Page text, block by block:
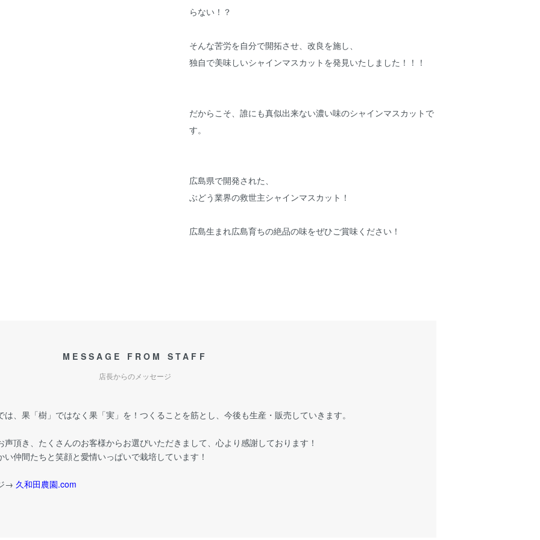
らない！？
そんな苦労を自分で開拓させ、改良を施し、
独自で美味しいシャインマスカットを発見いたしました！！！
だからこそ、誰にも真似出来ない濃い味のシャインマスカットで
す。
広島県で開発された、
ぶどう業界の救世主シャインマスカット！
広島生まれ広島育ちの絶品の味をぜひご賞味ください！
MESSAGE FROM STAFF
店長からのメッセージ
は、果「樹」ではなく果「実」を！つくることを筋とし、今後も生産・販売していきます。
声頂き、たくさんのお客様からお選びいただきまして、心より感謝しております！
い仲間たちと笑顔と愛情いっぱいで栽培しています！
→ 久和田農園.com